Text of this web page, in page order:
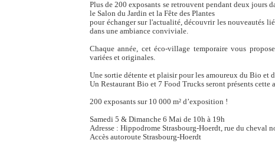
Plus de 200 exposants se retrouvent pendant deux jours
le Salon du Jardin et la Fête des Plantes
pour échanger sur l'actualité, découvrir les nouveautés
dans une ambiance conviviale.
Chaque année, cet éco-village temporaire vous
variées et originales.
Une sortie détente et plaisir pour les amoureux du Bio et
Un Restaurant Bio et 7 Food Trucks seront présents cette
200 exposants sur 10 000 m² d’exposition !
Samedi 5 & Dimanche 6 Mai de 10h à 19h
Adresse : Hippodrome Strasbourg-Hoerdt, rue du cheval
Accès autoroute Strasbourg-Hoerdt